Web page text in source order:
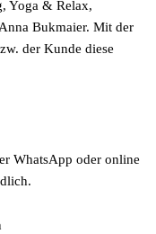
Yoga & Relax,
Bukmaier. Mit der
der Kunde diese
WhatsApp oder online